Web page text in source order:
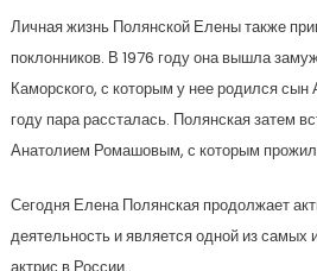
Личная жизнь Полянской Елены также
поклонников. В 1976 году она вышла
Каморского, с которым у нее родился
году пара рассталась. Полянская затем
Анатолием Ромашовым, с которым
Сегодня Елена Полянская продолжает
деятельность и является одной из